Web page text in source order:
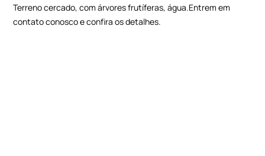
Terreno cercado, com árvores frutíferas, água.Entrem em
contato conosco e confira os detalhes.